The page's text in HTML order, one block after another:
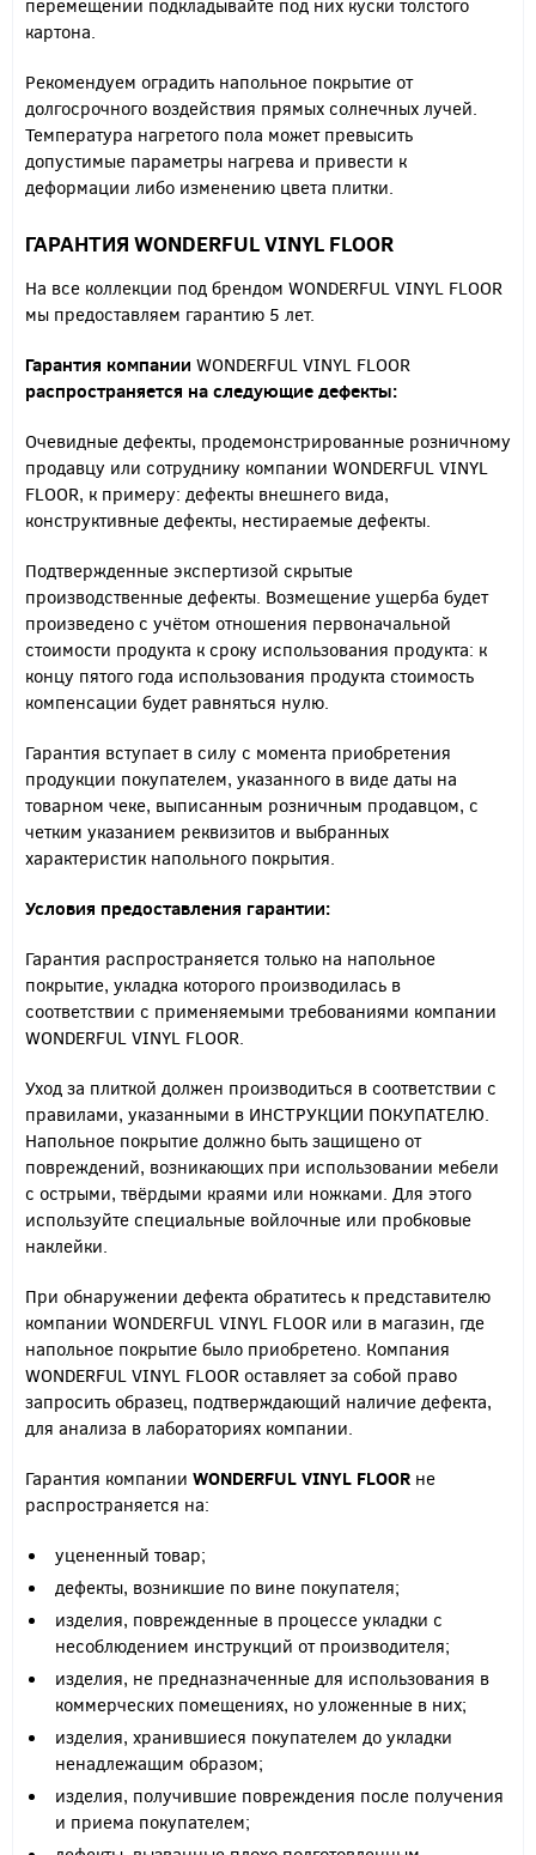
перемещении подкладывайте под них куски толстого
картона.
Рекомендуем оградить напольное покрытие от
долгосрочного воздействия прямых солнечных лучей.
Температура нагретого пола может превысить
допустимые параметры нагрева и привести к
деформации либо изменению цвета плитки.
ГАРАНТИЯ WONDERFUL VINYL FLOOR
На все коллекции под брендом WONDERFUL VINYL FLOOR
мы предоставляем гарантию 5 лет.
Гарантия компании WONDERFUL VINYL FLOOR
распространяется на следующие дефекты:
Очевидные дефекты, продемонстрированные розничному
продавцу или сотруднику компании WONDERFUL VINYL
FLOOR, к примеру: дефекты внешнего вида,
конструктивные дефекты, нестираемые дефекты.
Подтвержденные экспертизой скрытые
производственные дефекты. Возмещение ущерба будет
произведено с учётом отношения первоначальной
стоимости продукта к сроку использования продукта: к
концу пятого года использования продукта стоимость
компенсации будет равняться нулю.
Гарантия вступает в силу с момента приобретения
продукции покупателем, указанного в виде даты на
товарном чеке, выписанным розничным продавцом, с
четким указанием реквизитов и выбранных
характеристик напольного покрытия.
Условия предоставления гарантии:
Гарантия распространяется только на напольное
покрытие, укладка которого производилась в
соответствии с применяемыми требованиями компании
WONDERFUL VINYL FLOOR.
Уход за плиткой должен производиться в соответствии с
правилами, указанными в ИНСТРУКЦИИ ПОКУПАТЕЛЮ.
Напольное покрытие должно быть защищено от
повреждений, возникающих при использовании мебели
с острыми, твёрдыми краями или ножками. Для этого
используйте специальные войлочные или пробковые
наклейки.
При обнаружении дефекта обратитесь к представителю
компании WONDERFUL VINYL FLOOR или в магазин, где
напольное покрытие было приобретено. Компания
WONDERFUL VINYL FLOOR оставляет за собой право
запросить образец, подтверждающий наличие дефекта,
для анализа в лабораториях компании.
Гарантия компании WONDERFUL VINYL FLOOR не
распространяется на:
уцененный товар;
дефекты, возникшие по вине покупателя;
изделия, поврежденные в процессе укладки с
несоблюдением инструкций от производителя;
изделия, не предназначенные для использования в
коммерческих помещениях, но уложенные в них;
изделия, хранившиеся покупателем до укладки
ненадлежащим образом;
изделия, получившие повреждения после получения
и приема покупателем;